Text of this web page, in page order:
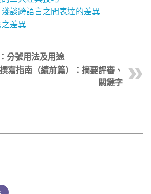
談跨語言之間表達的差異
差異
分號用法及用途
寫指南（續前篇）：摘要評審、
關鍵字